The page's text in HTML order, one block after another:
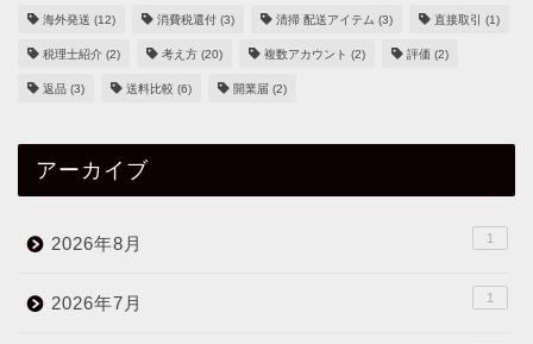
海外発送 (12) 消費税還付 (3) 清掃 配送アイテム (3) 直接取引 (1)
税理士紹介 (2) 考え方 (20) 複数アカウント (2) 評価 (2)
返品 (3) 送料比較 (6) 開業届 (2)
アーカイブ
2026年8月 1
2026年7月 1